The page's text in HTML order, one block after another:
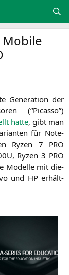
Gene­ra­ti­on der
(“Picas­so”)
hat­te, gibt man
für Note­
Ryzen 7 PRO
, Ryzen 3 PRO
Model­le mit die­
und HPerhält­